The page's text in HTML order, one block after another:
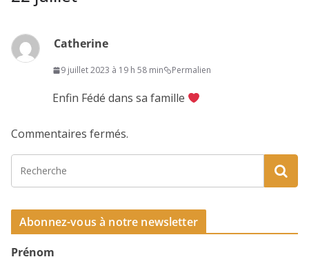
Catherine
9 juillet 2023 à 19 h 58 min Permalien
Enfin Fédé dans sa famille
Commentaires fermés.
Abonnez-vous à notre newsletter
Prénom